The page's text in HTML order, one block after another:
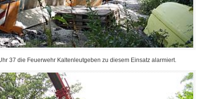
37 die Feuerwehr Kaltenleutgeben zu diesem Einsatz alarmiert.